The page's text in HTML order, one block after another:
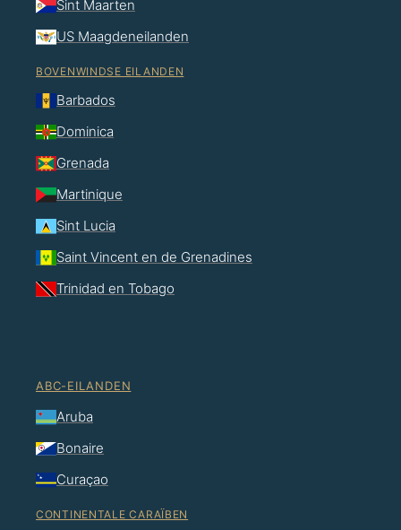
Sint Maarten
US Maagdeneilanden
BOVENWINDSE EILANDEN
Barbados
Dominica
Grenada
Martinique
Sint Lucia
Saint Vincent en de Grenadines
Trinidad en Tobago
ABC-EILANDEN
Aruba
Bonaire
Curaçao
CONTINENTALE CARAÏBEN